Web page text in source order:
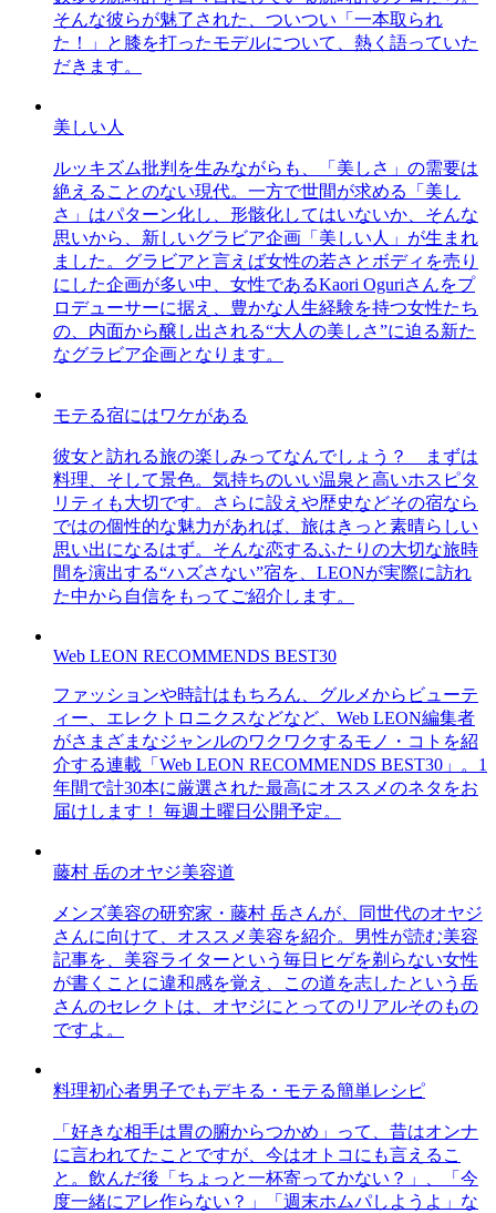
そんな彼らが魅了された、ついつい「一本取られ
た！」と膝を打ったモデルについて、熱く語っていた
だきます。
美しい人
ルッキズム批判を生みながらも、「美しさ」の需要は
絶えることのない現代。一方で世間が求める「美し
さ」はパターン化し、形骸化してはいないか、そんな
思いから、新しいグラビア企画「美しい人」が生まれ
ました。グラビアと言えば女性の若さとボディを売り
にした企画が多い中、女性であるKaori Oguriさんをプ
ロデューサーに据え、豊かな人生経験を持つ女性たち
の、内面から醸し出される“大人の美しさ”に迫る新た
なグラビア企画となります。
モテる宿にはワケがある
彼女と訪れる旅の楽しみってなんでしょう？ まずは
料理、そして景色。気持ちのいい温泉と高いホスピタ
リティも大切です。さらに設えや歴史などその宿なら
ではの個性的な魅力があれば、旅はきっと素晴らしい
思い出になるはず。そんな恋するふたりの大切な旅時
間を演出する“ハズさない”宿を、LEONが実際に訪れ
た中から自信をもってご紹介します。
Web LEON RECOMMENDS BEST30
ファッションや時計はもちろん、グルメからビューテ
ィー、エレクトロニクスなどなど、Web LEON編集者
がさまざまなジャンルのワクワクするモノ・コトを紹
介する連載「Web LEON RECOMMENDS BEST30」。1
年間で計30本に厳選された最高にオススメのネタをお
届けします！ 毎週土曜日公開予定。
藤村 岳のオヤジ美容道
メンズ美容の研究家・藤村 岳さんが、同世代のオヤジ
さんに向けて、オススメ美容を紹介。男性が読む美容
記事を、美容ライターという毎日ヒゲを剃らない女性
が書くことに違和感を覚え、この道を志したという岳
さんのセレクトは、オヤジにとってのリアルそのもの
ですよ。
料理初心者男子でもデキる・モテる簡単レシピ
「好きな相手は胃の腑からつかめ」って、昔はオンナ
に言われてたことですが、今はオトコにも言えるこ
と。飲んだ後「ちょっと一杯寄ってかない？」、「今
度一緒にアレ作らない？」「週末ホムパしようよ」な